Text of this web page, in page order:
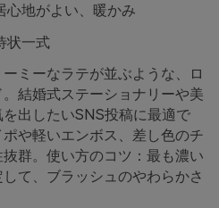
心地がよい、暖かみ
状一式
ミーなラテが並ぶような、ロ
結婚式ステーショナリーや美
出したいSNS投稿に最適で
や軽いエンボス、差し色のチ
群。使い方のコツ：最も濃い
て、ブラッシュのやわらかさ